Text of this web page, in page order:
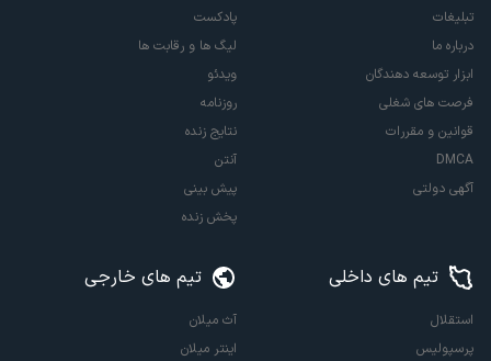
تبلیغات
درباره ما
ابزار توسعه دهندگان
فرصت های شغلی
قوانین و مقررات
DMCA
آگهی دولتی
پادکست
لیگ ها و رقابت ها
ویدئو
روزنامه
نتایج زنده
آنتن
پیش بینی
پخش زنده
تیم های داخلی
استقلال
پرسپولیس
تیم های خارجی
آث میلان
اینتر میلان